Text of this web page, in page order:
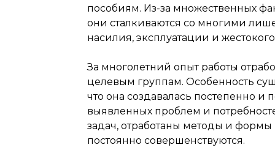
пособиям. Из-за множественных
они сталкиваются со многими
насилия, эксплуатации и
За многолетний опыт работы
целевым группам. Особенность
что она создавалась постепенно и
выявленных проблем и
задач, отработаны методы и
постоянно совершенствуются.